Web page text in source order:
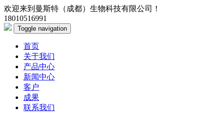
欢迎来到曼斯特（成都）生物科技有限公司！
18010516991
Toggle navigation
首页
关于我们
产品中心
新闻中心
客户
成果
联系我们